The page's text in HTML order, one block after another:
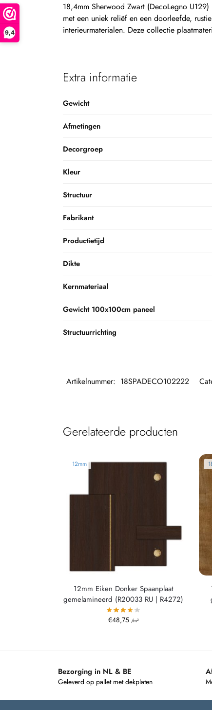
9,4
18,4mm Sherwood Zwart (DecoLegno
met een uniek reliëf en een doorleefde,
interieurmaterialen. Deze collectie
Extra informatie
Gewicht
Afmetingen
Decorgroep
Kleur
Structuur
Fabrikant
Productietijd
Dikte
Kernmateriaal
Gewicht 100x100cm paneel
Structuurrichting
Artikelnummer: 18SPADECO102222
Gerelateerde producten
12mm
12mm Eiken Donker Spaanplaat
gemelamineerd (R20033 RU | R4272)
€48,75 /m²
Bezorging in NL & BE
Geleverd op pallet met dekplaten